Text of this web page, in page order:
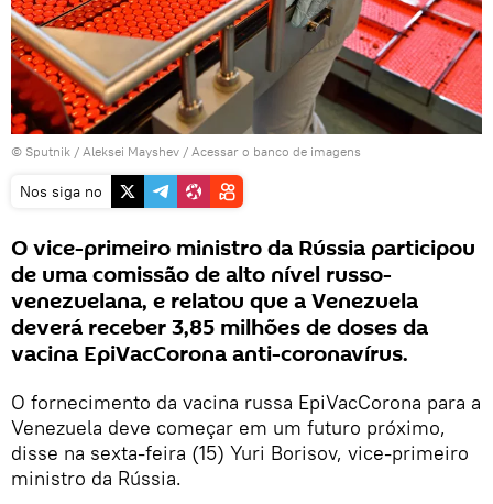
© Sputnik / Aleksei Mayshev / Acessar o banco de imagens
Nos siga no
O vice-primeiro ministro da Rússia participou
de uma comissão de alto nível russo-
venezuelana, e relatou que a Venezuela
deverá receber 3,85 milhões de doses da
vacina EpiVacCorona anti-coronavírus.
O fornecimento da vacina russa EpiVacCorona para a
Venezuela deve começar em um futuro próximo,
disse na sexta-feira (15) Yuri Borisov, vice-primeiro
ministro da Rússia.